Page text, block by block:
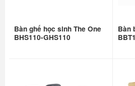
Bàn ghế học sinh The One
BHS110-GHS110
Bàn